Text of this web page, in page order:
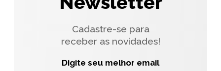
Cadastre-se para
receber as novidades!
Digite seu melhor email